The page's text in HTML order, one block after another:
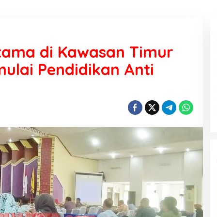
di Kawasan Timur
Pendidikan Anti
7 Agustus 2026